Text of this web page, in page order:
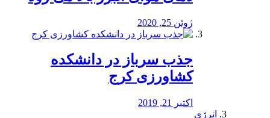
ژوئن 25, 2020
جذب سرباز در دانشکده
کشاورزی کرج
اکتبر 21, 2019
انرژی